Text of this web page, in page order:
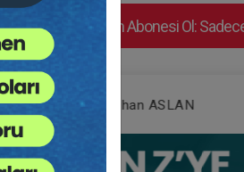
Video Eğitim Abonesi Ol:
Av. Oğuzhan ASLAN